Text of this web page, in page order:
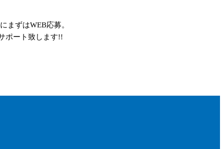
まずはWEB応募。
ポート致します!!